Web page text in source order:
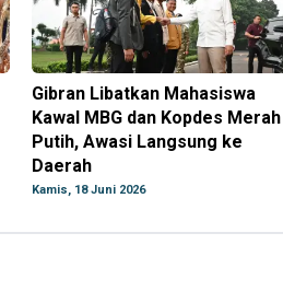
Gibran Libatkan Mahasiswa
Kawal MBG dan Kopdes Merah
Putih, Awasi Langsung ke
Daerah
Kamis, 18 Juni 2026